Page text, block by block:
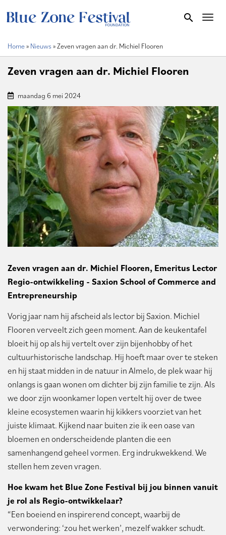
en
de
gaan
search
Home Nieuws Zeven vragen aan dr. Michiel Flooren
Zeven vragen aan dr. Michiel Flooren
maandag 6 mei 2024
Zeven vragen aan dr. Michiel Flooren, Emeritus Lector
Regio-ontwikkeling - Saxion School of Commerce and
Entrepreneurship
Vorig jaar nam hij afscheid als lector bij Saxion. Michiel
Flooren verveelt zich geen moment. Aan de keukentafel
bloeit hij op als hij vertelt over zijn bijenhobby of het
cultuurhistorische landschap. Hij hoeft maar over te steken
en hij staat midden in de natuur in Almelo, de plek waar hij
onlangs is gaan wonen om dichter bij zijn familie te zijn. Als
we door zijn woonkamer lopen vertelt hij over de twee
kleine ecosystemen waarin hij kikkers voorziet van het
juiste klimaat. Kijkend naar buiten zie ik een oase van
bloemen en onderscheidende planten die een
samenhangend geheel vormen. Erg indrukwekkend. We
stellen hem zeven vragen.
Hoe kwam het Blue Zone Festival bij jou binnen vanuit
je rol als Regio-ontwikkelaar?
“Een boeiend en inspirerend concept, waarbij de
verwondering: ‘zou het werken’, mezelf wakker schudt.